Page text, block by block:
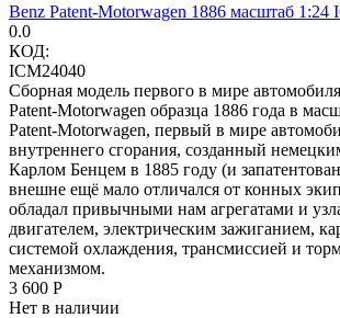
Benz Patent-Motorwagen 1886 масштаб 1:24
0.0
КОД:
ICM24040
Сборная модель первого в мире
Patent-Motorwagen образца 1886 года в
Patent-Motorwagen, первый в мире
внутреннего сгорания, созданный
Карлом Бенцем в 1885 году (и
внешне ещё мало отличался от конных
обладал привычными нам агрегатами и
двигателем, электрическим зажиганием,
системой охлаждения, трансмиссией и
механизмом.
3 600 Р
Нет в наличии